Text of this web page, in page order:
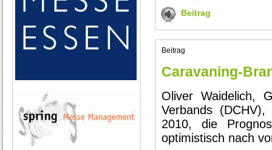
Beitrag
Beitrag
Caravaning-
Oliver Waidelich,
Verbands
2010, die
optimistisch nach